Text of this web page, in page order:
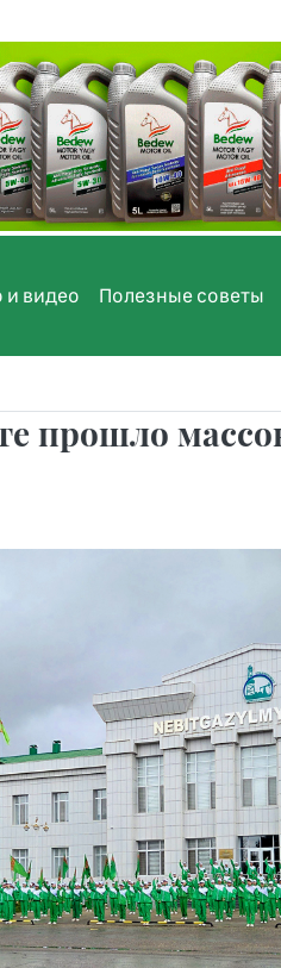
и видео Полезные советы
прошло